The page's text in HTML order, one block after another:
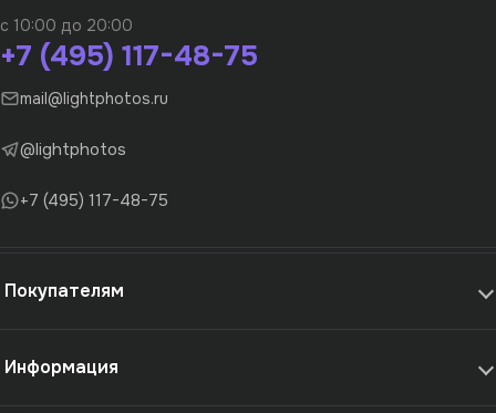
с 10:00 до 20:00
+7 (495) 117-48-75
mail@lightphotos.ru
@lightphotos
+7 (495) 117-48-75
Покупателям
Информация